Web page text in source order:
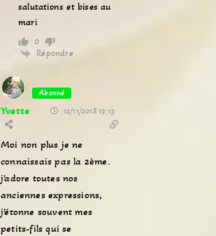
salutations et bises au
mari
0
Répondre
Abonné
Yvette 12/11/2018 19:13
Moi non plus je ne
connaissais pas la 2ème.
j’adore toutes nos
anciennes expressions,
j’étonne souvent mes
petits-fils qui se